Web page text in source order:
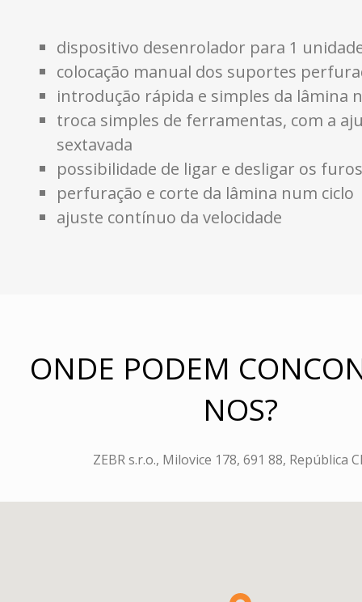
dispositivo desenrolador para 1
colocação manual dos suportes
introdução rápida e simples da lâmina
troca simples de ferramentas, com a
sextavada
possibilidade de ligar e desligar os
perfuração e corte da lâmina num ciclo
ajuste contínuo da velocidade
ONDE PODEM
NOS?
ZEBR s.r.o., Milovice 178, 691 88, República